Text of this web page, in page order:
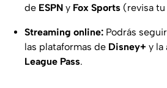
de ESPN y Fox Sports (revisa
Streaming online: Podrás
las plataformas de Disney+ y la
League Pass.